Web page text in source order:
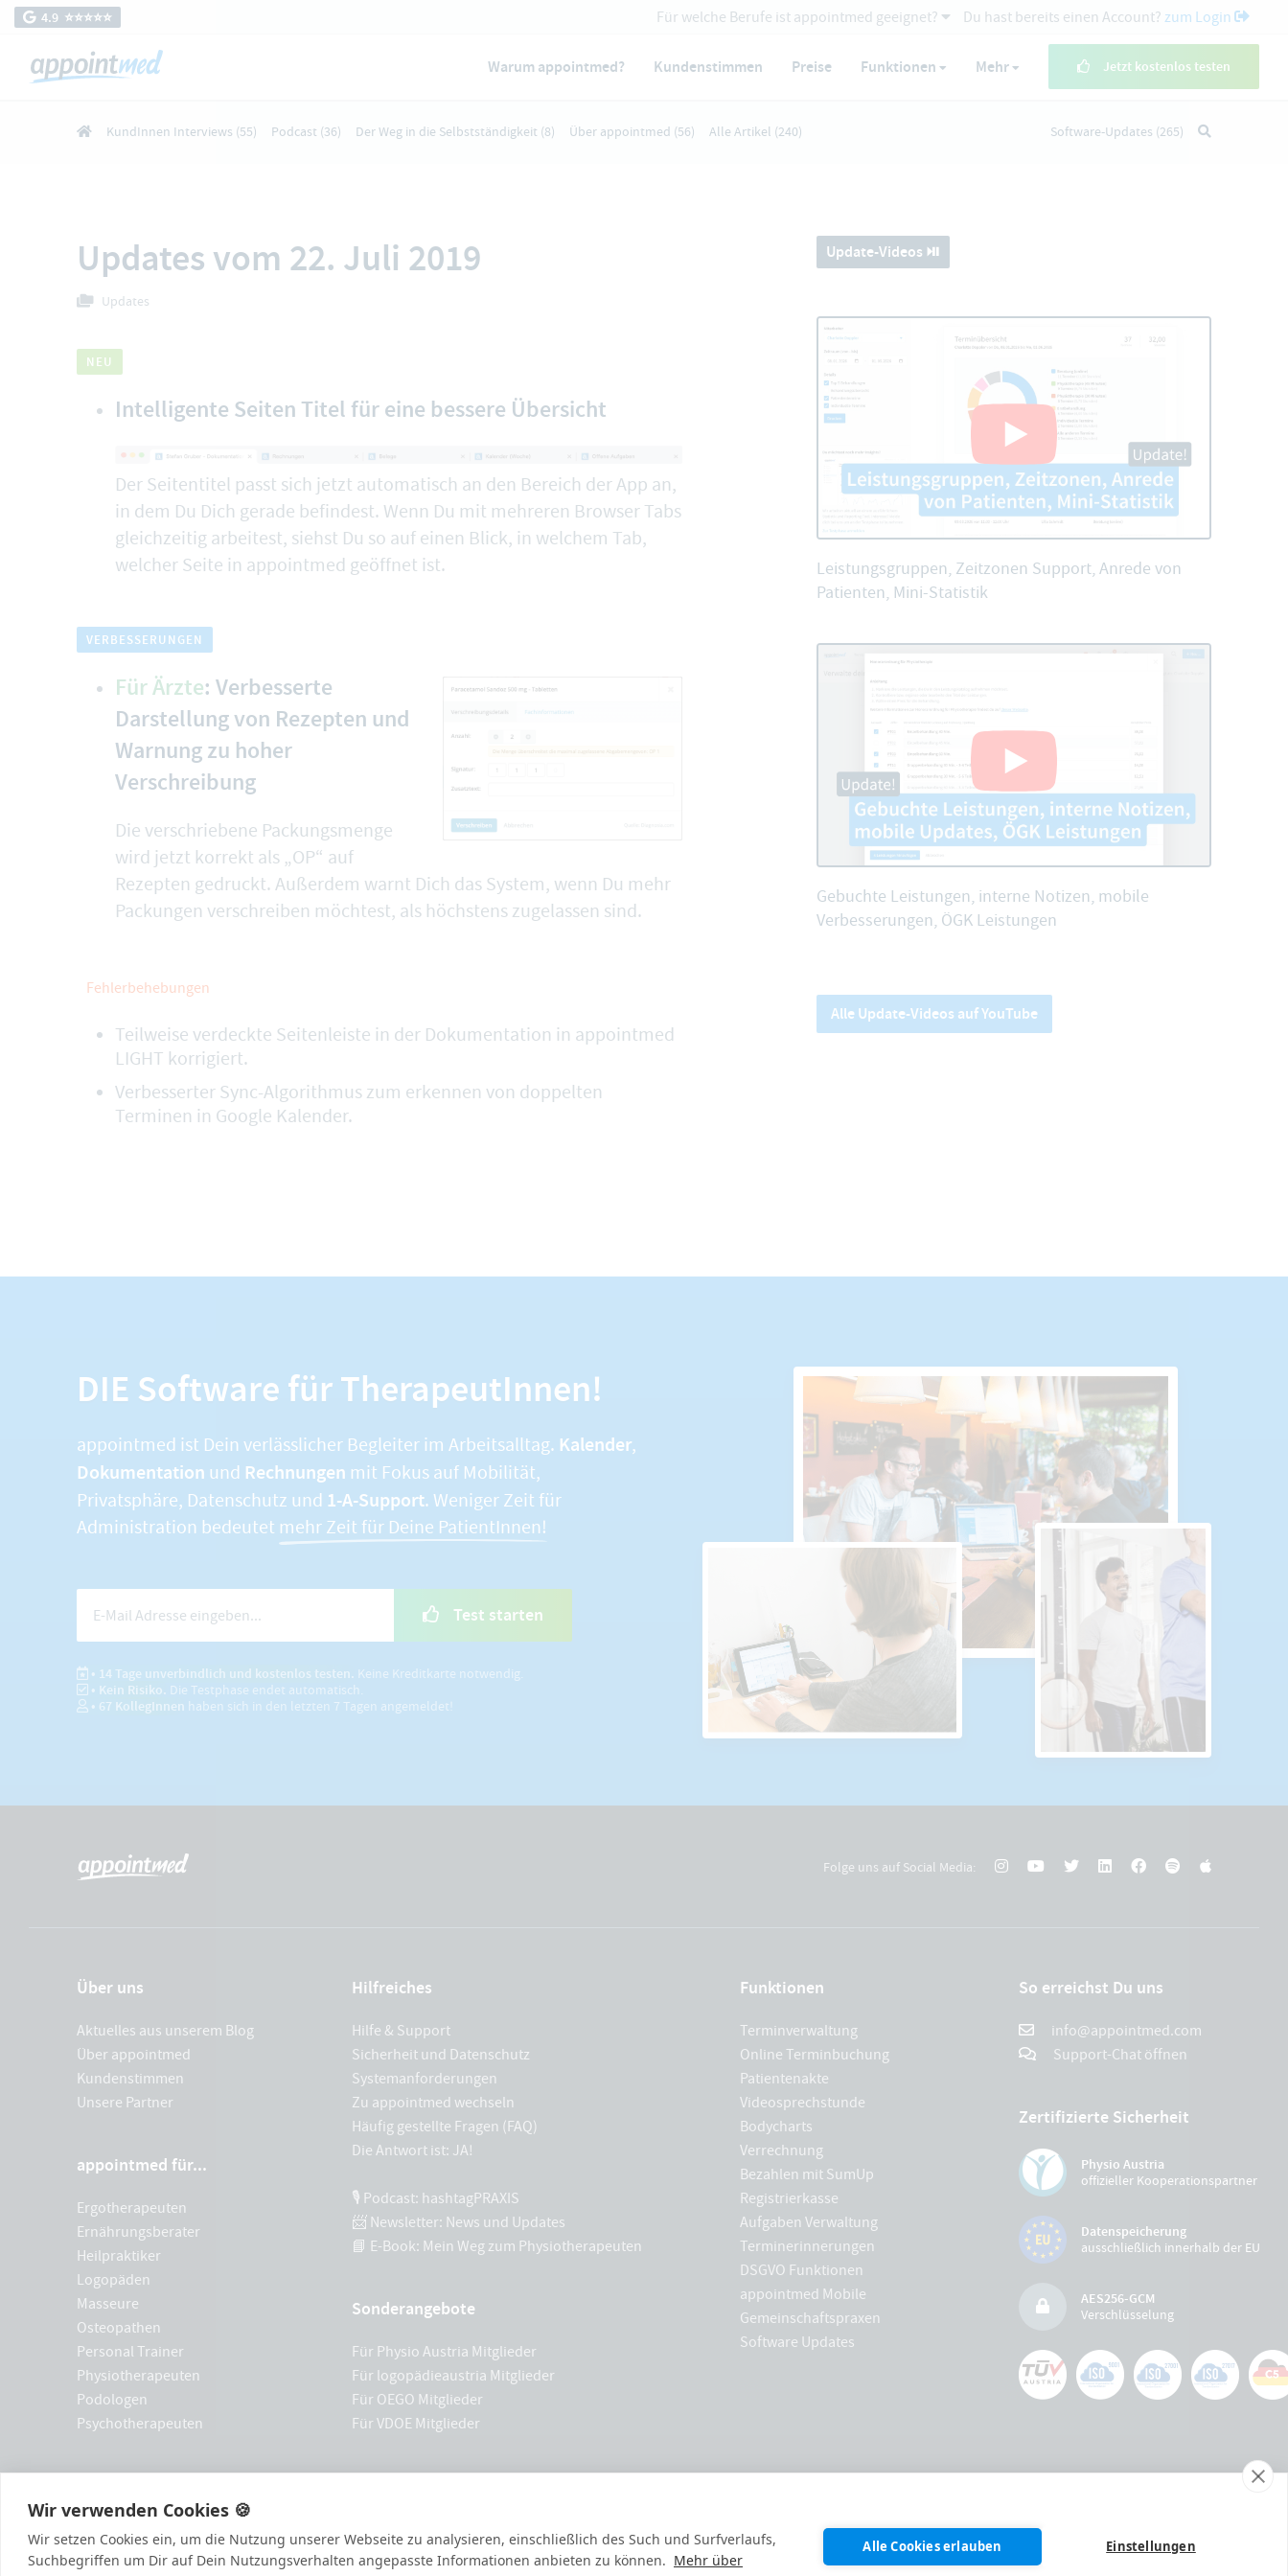
Wir verwenden Cookies 🍪
Wir setzen Cookies ein, um die Nutzung unserer Webseite zu analysieren, einschließlich des Such und Surfverlaufs,
Suchbegriffen um Dir auf Dein Nutzungsverhalten angepasste Informationen anbieten zu können. Mehr über
Alle Cookies erlauben Einstellungen
4.9 ⭐️⭐️⭐️⭐️⭐️ Für welche Berufe ist appointmed geeignet? Du hast bereits einen Account? zum Login
Warum appointmed? Kundenstimmen Preise Funktionen Mehr Jetzt kostenlos testen
KundInnen Interviews (55) Podcast (36) Der Weg in die Selbstständigkeit (8) Über appointmed (56) Alle Artikel (240) Software-Updates (265)
Updates vom 22. Juli 2019
Updates
NEU
Intelligente Seiten Titel für eine bessere Übersicht
Der Seitentitel passt sich jetzt automatisch an den Bereich der App an,
in dem Du Dich gerade befindest. Wenn Du mit mehreren Browser Tabs
gleichzeitig arbeitest, siehst Du so auf einen Blick, in welchem Tab,
welcher Seite in appointmed geöffnet ist.
VERBESSERUNGEN
Für Ärzte: Verbesserte
Darstellung von Rezepten und
Warnung zu hoher
Verschreibung
Die verschriebene Packungsmenge
wird jetzt korrekt als „OP“ auf
Rezepten gedruckt. Außerdem warnt Dich das System, wenn Du mehr
Packungen verschreiben möchtest, als höchstens zugelassen sind.
Fehlerbehebungen
Teilweise verdeckte Seitenleiste in der Dokumentation in appointmed
LIGHT korrigiert.
Verbesserter Sync-Algorithmus zum erkennen von doppelten
Terminen in Google Kalender.
Update-Videos ⏯️
Leistungsgruppen, Zeitzonen Support, Anrede von
Patienten, Mini-Statistik
Gebuchte Leistungen, interne Notizen, mobile
Verbesserungen, ÖGK Leistungen
Alle Update-Videos auf YouTube
DIE Software für TherapeutInnen!
appointmed ist Dein verlässlicher Begleiter im Arbeitsalltag. Kalender,
Dokumentation und Rechnungen mit Fokus auf Mobilität,
Privatsphäre, Datenschutz und 1-A-Support. Weniger Zeit für
Administration bedeutet mehr Zeit für Deine PatientInnen!
Test starten
• 14 Tage unverbindlich und kostenlos testen. Keine Kreditkarte notwendig.
• Kein Risiko. Die Testphase endet automatisch.
• 67 KollegInnen haben sich in den letzten 7 Tagen angemeldet!
Folge uns auf Social Media:
Über uns
Aktuelles aus unserem Blog
Über appointmed
Kundenstimmen
Unsere Partner
appointmed für...
Ergotherapeuten
Ernährungsberater
Heilpraktiker
Logopäden
Masseure
Osteopathen
Personal Trainer
Physiotherapeuten
Podologen
Psychotherapeuten
Hilfreiches
Hilfe & Support
Sicherheit und Datenschutz
Systemanforderungen
Zu appointmed wechseln
Häufig gestellte Fragen (FAQ)
Die Antwort ist: JA!
🎙 Podcast: hashtagPRAXIS
📨 Newsletter: News und Updates
📘 E-Book: Mein Weg zum Physiotherapeuten
Sonderangebote
Für Physio Austria Mitglieder
Für logopädieaustria Mitglieder
Für OEGO Mitglieder
Für VDOE Mitglieder
Funktionen
Terminverwaltung
Online Terminbuchung
Patientenakte
Videosprechstunde
Bodycharts
Verrechnung
Bezahlen mit SumUp
Registrierkasse
Aufgaben Verwaltung
Terminerinnerungen
DSGVO Funktionen
appointmed Mobile
Gemeinschaftspraxen
Software Updates
So erreichst Du uns
info@appointmed.com
Support-Chat öffnen
Zertifizierte Sicherheit
Physio Austria
offizieller Kooperationspartner
Datenspeicherung
ausschließlich innerhalb der EU
AES256-GCM
Verschlüsselung
144 Bewertungen auf ProvenExpert.com Made with ❤️ remotely inS| Downloads & Presse AGBs & Dokumente